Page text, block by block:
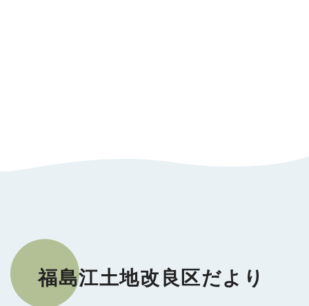
福島江土地改良区だより